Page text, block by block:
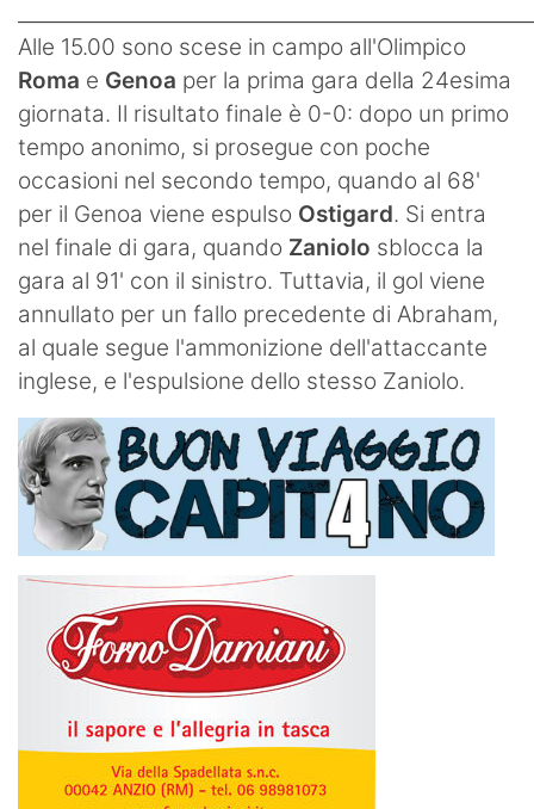
Alle 15.00 sono scese in campo all'Olimpico
Roma e Genoa per la prima gara della 24esima
giornata. Il risultato finale è 0-0: dopo un primo
tempo anonimo, si prosegue con poche
occasioni nel secondo tempo, quando al 68'
per il Genoa viene espulso Ostigard. Si entra
nel finale di gara, quando Zaniolo sblocca la
gara al 91' con il sinistro. Tuttavia, il gol viene
annullato per un fallo precedente di Abraham,
al quale segue l'ammonizione dell'attaccante
inglese, e l'espulsione dello stesso Zaniolo.